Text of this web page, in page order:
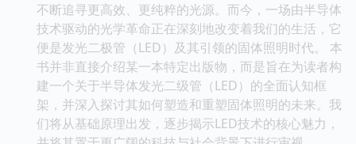
不断追寻更高效、更纯粹的光源。而今，一场由半导体
技术驱动的光学革命正在深刻地改变着我们的生活，它
便是发光二极管（LED）及其引领的固体照明时代。 本
书并非直接介绍某一本特定出版物，而是旨在为读者构
建一个关于半导体发光二级管（LED）的全面认知框
架，并深入探讨其如何塑造和重塑固体照明的未来。我
们将从基础原理出发，逐步揭示LED技术的核心魅力，